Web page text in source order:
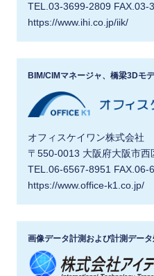
TEL.03-3699-2809 FAX.03-
https://www.ihi.co.jp/iik/
BIM/CIMマネージャ、橋梁3Dモ
オフィスケイワン株式会社
〒550-0013 大阪府大阪市
TEL.06-6567-8951 FAX.06-
https://www.office-k1.co.jp/
画像データ計測および計測デー